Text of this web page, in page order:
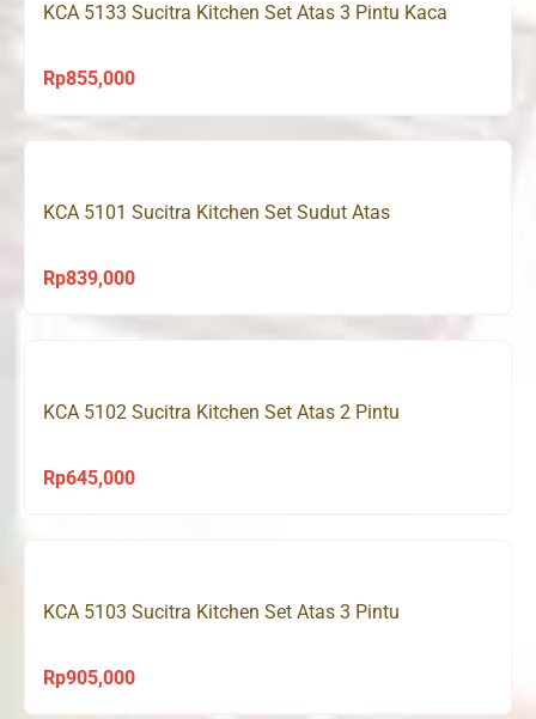
KCA 5133 Sucitra Kitchen Set Atas 3 Pintu Kaca
Rp855,000
KCA 5101 Sucitra Kitchen Set Sudut Atas
Rp839,000
KCA 5102 Sucitra Kitchen Set Atas 2 Pintu
Rp645,000
KCA 5103 Sucitra Kitchen Set Atas 3 Pintu
Rp905,000